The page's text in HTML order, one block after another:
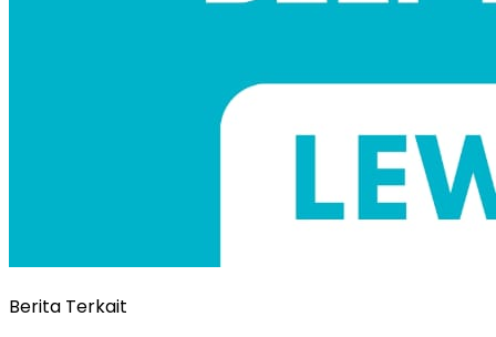
Berita Terkait